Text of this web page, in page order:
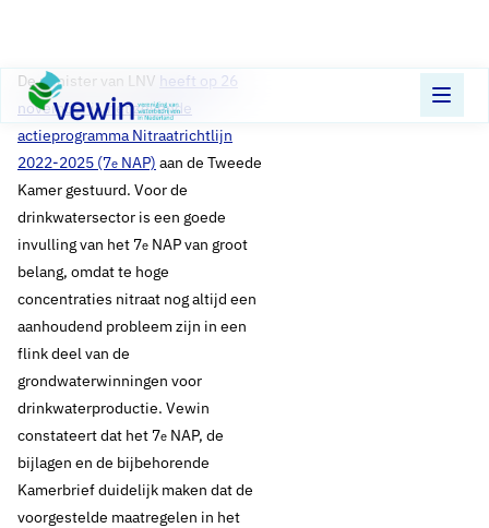
Direct naar content
Terug naar de startpagina
De minister van LNV heeft op 26
november jl. het zevende
actieprogramma Nitraatrichtlijn
2022-2025 (7e NAP) aan de Tweede
Kamer gestuurd. Voor de
drinkwatersector is een goede
invulling van het 7e NAP van groot
belang, omdat te hoge
concentraties nitraat nog altijd een
aanhoudend probleem zijn in een
flink deel van de
grondwaterwinningen voor
drinkwaterproductie. Vewin
constateert dat het 7e NAP, de
bijlagen en de bijbehorende
Kamerbrief duidelijk maken dat de
voorgestelde maatregelen in het